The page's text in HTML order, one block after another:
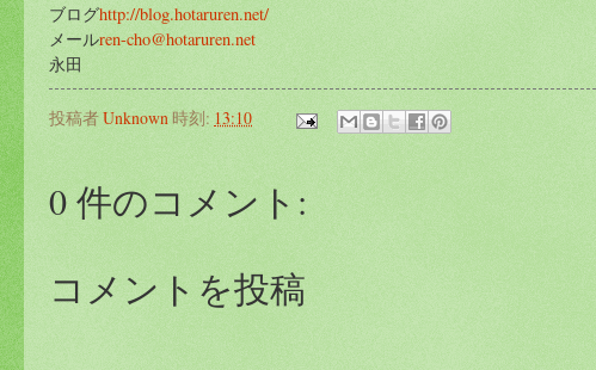
ブログhttp://blog.hotaruren.net/
メールren-cho@hotaruren.net
永田
投稿者Unknown時刻: 13:10
0 件のコメント:
コメントを投稿